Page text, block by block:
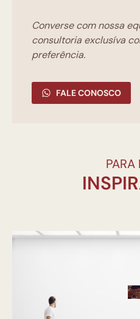
Converse com nossa
consultoria exclusíva
preferência.
FALE CONOSCO
PARA